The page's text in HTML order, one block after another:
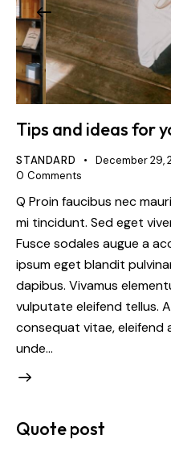
Tips and ideas for
STANDARD December 29,
0 Comments
Q Proin faucibus nec
mi tincidunt. Sed eget
Fusce sodales augue a
ipsum eget blandit
dapibus. Vivamus
vulputate eleifend tellus.
consequat vitae, eleifend
unde…
Quote post